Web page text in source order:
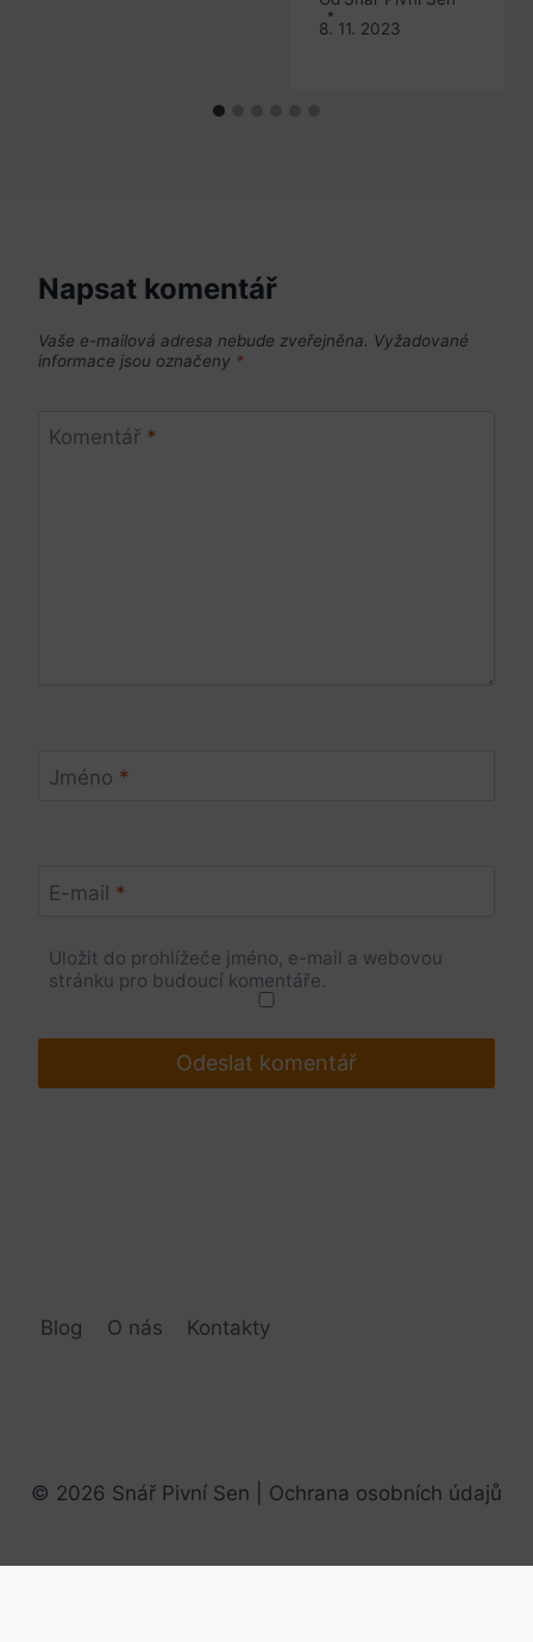
8. 11. 2023
Napsat komentář
Vaše e-mailová adresa nebude zveřejněna. Vyžadované
informace jsou označeny *
Komentář *
Jméno *
E-mail *
Uložit do prohlížeče jméno, e-mail a webovou
stránku pro budoucí komentáře.
Blog O nás Kontakty
© 2026 Snář Pivní Sen | Ochrana osobních údajů